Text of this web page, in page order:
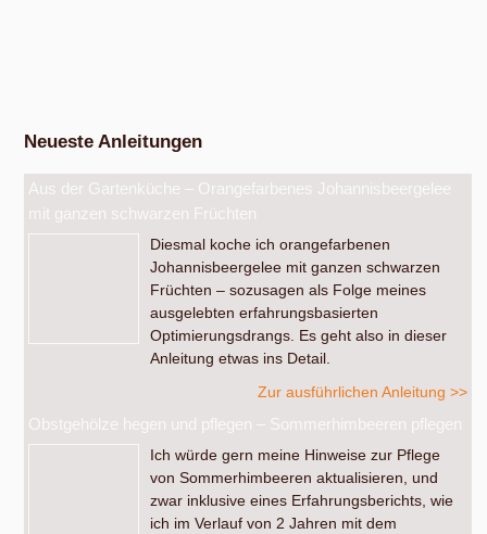
Neueste Anleitungen
Aus der Gartenküche – Orangefarbenes Johannisbeergelee
mit ganzen schwarzen Früchten
Diesmal koche ich orangefarbenen
Johannisbeergelee mit ganzen schwarzen
Früchten – sozusagen als Folge meines
ausgelebten erfahrungsbasierten
Optimierungsdrangs. Es geht also in dieser
Anleitung etwas ins Detail.
Zur ausführlichen Anleitung >>
Obstgehölze hegen und pflegen – Sommerhimbeeren pflegen
Ich würde gern meine Hinweise zur Pflege
von Sommerhimbeeren aktualisieren, und
zwar inklusive eines Erfahrungsberichts, wie
ich im Verlauf von 2 Jahren mit dem